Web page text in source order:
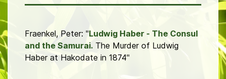
Fraenkel, Peter: "Ludwig Haber - The Consul
and the Samurai. The Murder of Ludwig
Haber at Hakodate in 1874"